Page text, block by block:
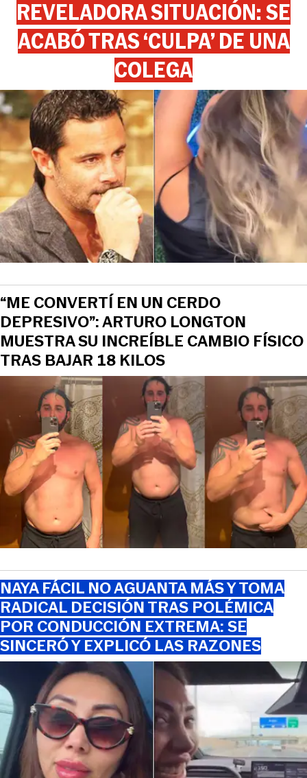
REVELADORA SITUACIÓN: SE
ACABÓ TRAS ‘CULPA’ DE UNA
COLEGA
“ME CONVERTÍ EN UN CERDO
DEPRESIVO”: ARTURO LONGTON
MUESTRA SU INCREÍBLE CAMBIO FÍSICO
TRAS BAJAR 18 KILOS
NAYA FÁCIL NO AGUANTA MÁS Y TOMA
RADICAL DECISIÓN TRAS POLÉMICA
POR CONDUCCIÓN EXTREMA: SE
SINCERÓ Y EXPLICÓ LAS RAZONES